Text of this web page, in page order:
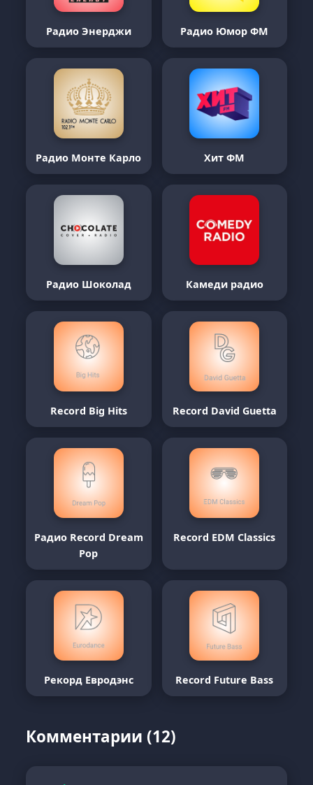
Радио Энерджи Радио Юмор ФМ
Радио Монте Карло Хит ФМ
Радио Шоколад Камеди радио
Record Big Hits Record David Guetta
Радио Record Dream
Pop
Record EDM Classics
Рекорд Евродэнс Record Future Bass
Комментарии (12)